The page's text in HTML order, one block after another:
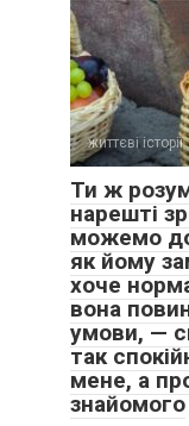
життєві історії
Ти ж
нарешті
можемо
як йому
хоче
вона
умови, —
так
мене, а
знайомого